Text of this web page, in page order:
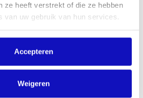
ze heeft verstrekt of die ze hebben
van uw gebruik van hun services.
Accepteren
Weigeren
organiseren BumaStemra, NVPI
het congres‘AI & de muziekindustrie’.
op te doen, trends te verkennen,
te gaan en te netwerken. Bekijk de
voor de laatste info.
BumaStemraeen besloten
onze RvT (Raad van Toezicht), RvR
RvB (Raad van Bestuur)